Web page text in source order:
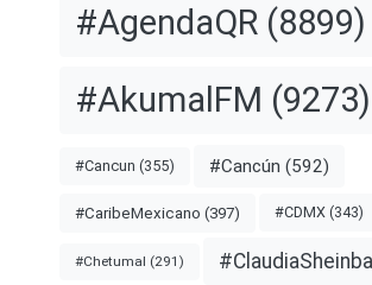
#AgendaQR (8899)
#AkumalFM (9273)
#Cancun (355) #Cancún (592)
#CaribeMexicano (397) #CDMX (343)
#Chetumal (291)